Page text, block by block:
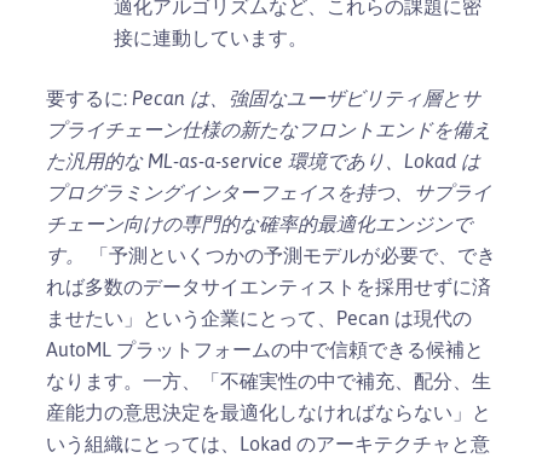
適化アルゴリズムなど、これらの課題に密
接に連動しています。
要するに: Pecan は、強固なユーザビリティ層とサ
プライチェーン仕様の新たなフロントエンドを備え
た汎用的な ML-as-a-service 環境であり、Lokad は
プログラミングインターフェイスを持つ、サプライ
チェーン向けの専門的な確率的最適化エンジンで
す。
「予測といくつかの予測モデルが必要で、でき
れば多数のデータサイエンティストを採用せずに済
ませたい」という企業にとって、Pecan は現代の
AutoML プラットフォームの中で信頼できる候補と
なります。一方、「不確実性の中で補充、配分、生
産能力の意思決定を最適化しなければならない」と
いう組織にとっては、Lokad のアーキテクチャと意